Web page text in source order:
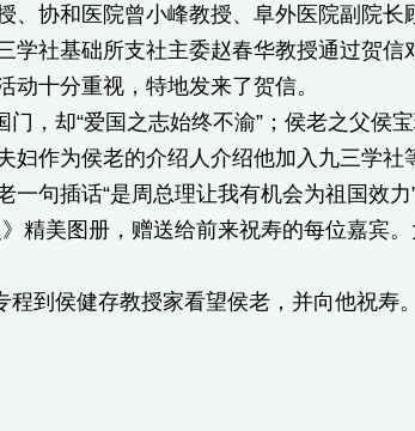
、协和医院曾小峰教授、阜外医院副院长
学社基础所支社主委赵春华教授通过贺信
十分重视，特地发来了贺信。
，却“爱国之志始终不渝”；侯老之父侯
妇作为侯老的介绍人介绍他加入九三学社
句插话“是周总理让我有机会为祖国效力
精美图册，赠送给前来祝寿的每位嘉宾
到侯健存教授家看望侯老，并向他祝寿。